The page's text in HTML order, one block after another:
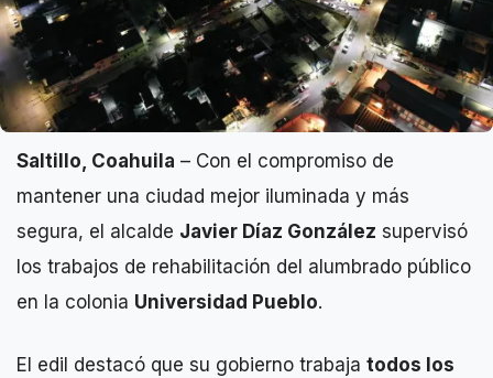
Saltillo, Coahuila – Con el compromiso de
mantener una ciudad mejor iluminada y más
segura, el alcalde Javier Díaz González supervisó
los trabajos de rehabilitación del alumbrado público
en la colonia Universidad Pueblo.
El edil destacó que su gobierno trabaja todos los